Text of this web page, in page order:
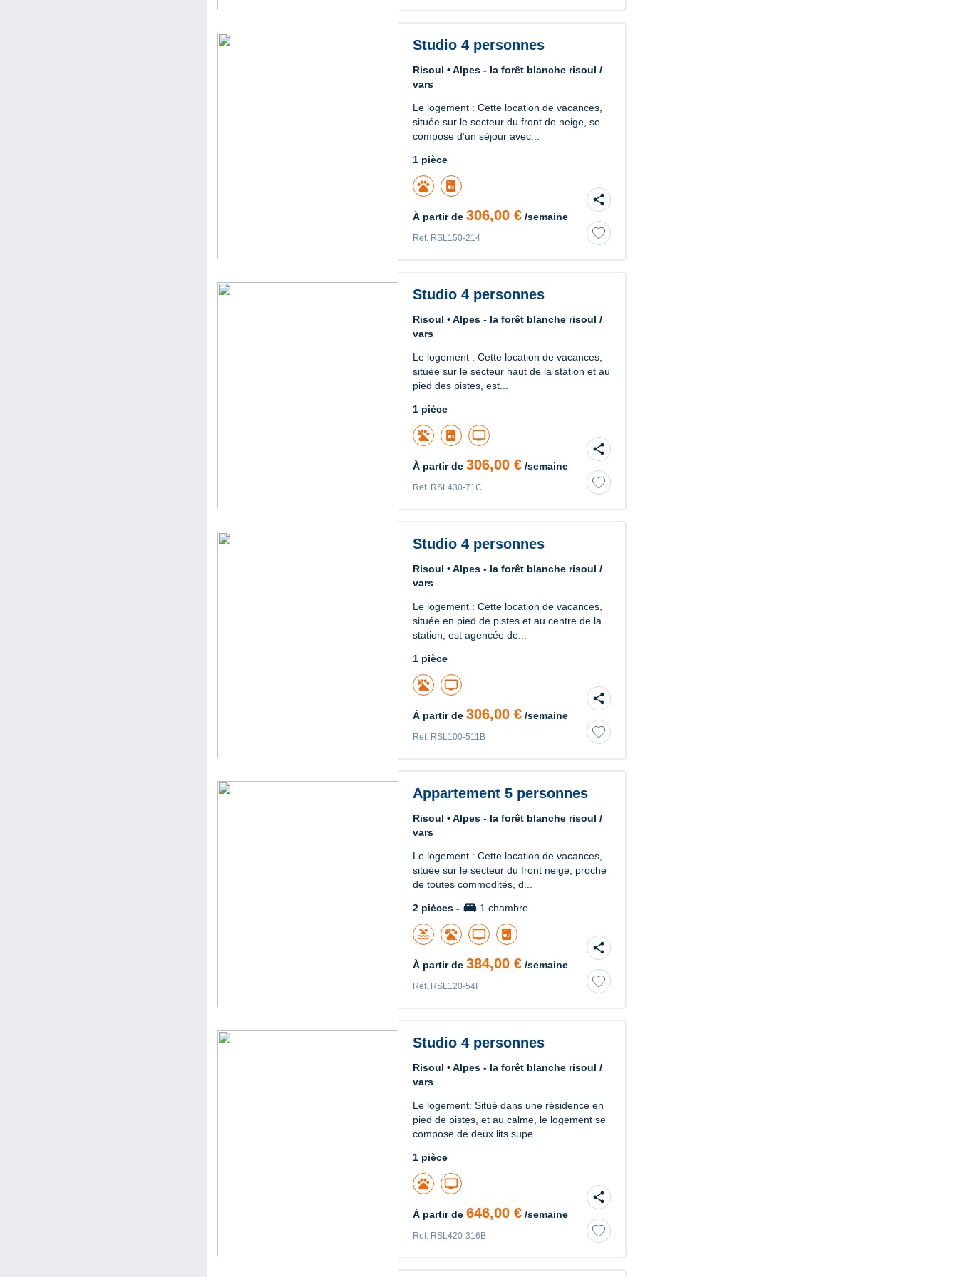
Studio 4 personnes
Risoul • Alpes - la forêt blanche risoul /
vars
Le logement : Cette location de vacances,
située sur le secteur du front de neige, se
compose d’un séjour avec...
1 pièce
pets
À partir de306,00 € /semaine
Ref. RSL150-214
share
Studio 4 personnes
Risoul • Alpes - la forêt blanche risoul /
vars
Le logement : Cette location de vacances,
située sur le secteur haut de la station et au
pied des pistes, est...
1 pièce
tv
À partir de306,00 € /semaine
Ref. RSL430-71C
share
Studio 4 personnes
Risoul • Alpes - la forêt blanche risoul /
vars
Le logement : Cette location de vacances,
située en pied de pistes et au centre de la
station, est agencée de...
1 pièce
tv
À partir de306,00 € /semaine
Ref. RSL100-511B
share
Appartement 5 personnes
Risoul • Alpes - la forêt blanche risoul /
vars
Le logement : Cette location de vacances,
située sur le secteur du front neige, proche
de toutes commodités, d...
2 pièces - king_bed 1 chambre
pool tv
À partir de384,00 € /semaine
Ref. RSL120-54I
share
Studio 4 personnes
Risoul • Alpes - la forêt blanche risoul /
vars
Le logement: Situé dans une résidence en
pied de pistes, et au calme, le logement se
compose de deux lits supe...
1 pièce
pets tv
À partir de646,00 € /semaine
Ref. RSL420-316B
share